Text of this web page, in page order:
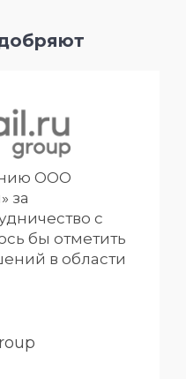
ООО
за
с
бы отметить
в области